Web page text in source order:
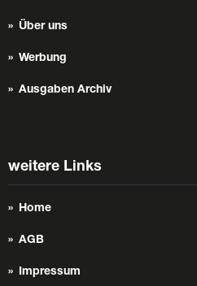
Über uns
Werbung
Ausgaben Archiv
weitere Links
Home
AGB
Impressum